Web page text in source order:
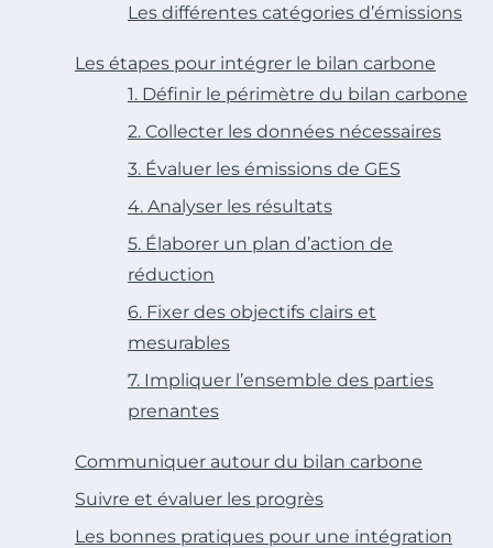
Les différentes catégories d’émissions
Les étapes pour intégrer le bilan carbone
1. Définir le périmètre du bilan carbone
2. Collecter les données nécessaires
3. Évaluer les émissions de GES
4. Analyser les résultats
5. Élaborer un plan d’action de
réduction
6. Fixer des objectifs clairs et
mesurables
7. Impliquer l’ensemble des parties
prenantes
Communiquer autour du bilan carbone
Suivre et évaluer les progrès
Les bonnes pratiques pour une intégration